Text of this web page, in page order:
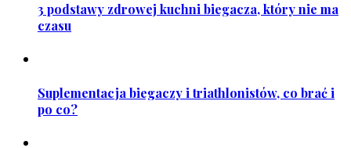
3 podstawy zdrowej kuchni biegacza, który nie ma
czasu
Suplementacja biegaczy i triathlonistów, co brać i
po co?